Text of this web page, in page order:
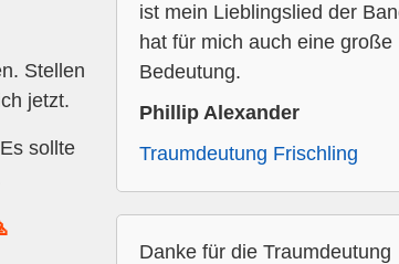
Stellen
jetzt.
sollte
ist mein Lieblingslied der
hat für mich auch eine große
Bedeutung.
Phillip Alexander
Traumdeutung Frischling
Danke für die Traumdeutung